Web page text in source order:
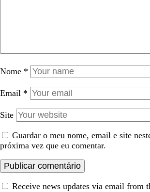
Nome *
Email *
Site
Guardar o meu nome, email e site
próxima vez que eu comentar.
Receive news updates via email from